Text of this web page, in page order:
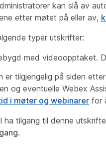
kan slå av
etter møtet på eller av,
typer utskrifter:
med videoopptaket.
er tilgjengelig på siden
og eventuelle Webex
i møter og webinarer for
ha tilgang til denne
.